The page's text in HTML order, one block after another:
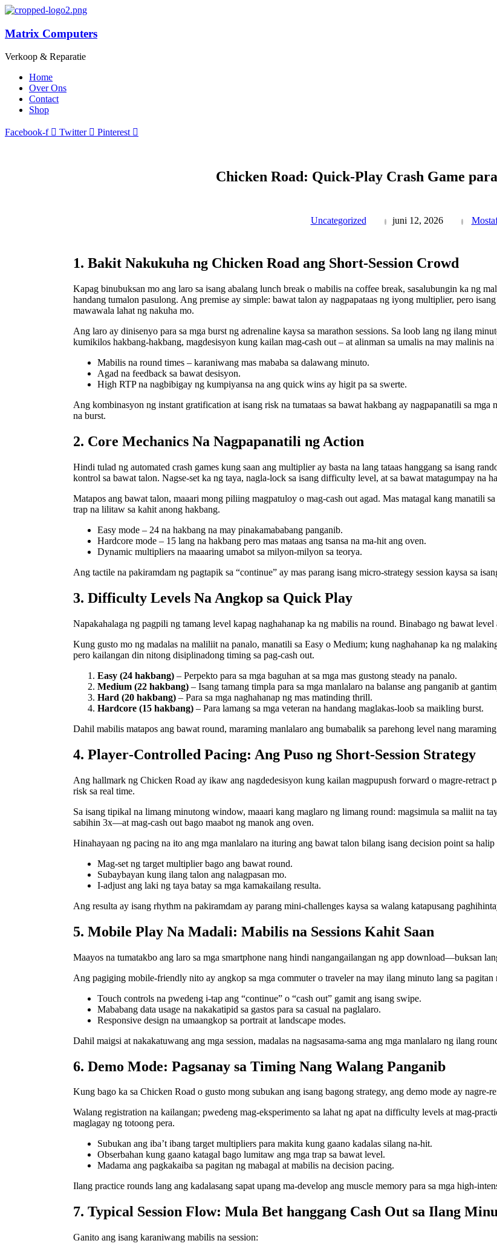
Matrix Computers
Verkoop & Reparatie
Home
Over Ons
Contact
Shop
Facebook-f Twitter Pinterest
Chicken Road: Quick‑Play Crash Game
juni 12, 2026
Uncategorized
1. Bakit Nakukuha ng Chicken Road ang Short‑Session Crowd
Kapag binubuksan mo ang laro sa isang abalang lunch break o mabilis na coffee break, sasalubungin ka ng
handang tumalon pasulong. Ang premise ay simple: bawat talon ay nagpapataas ng iyong multiplier, pero
mawawala lahat ng nakuha mo.
Ang laro ay dinisenyo para sa mga burst ng adrenaline kaysa sa marathon sessions. Sa loob lang ng ilang
kumikilos hakbang-hakbang, magdesisyon kung kailan mag-cash out – at alinman sa umalis na may malinis
Mabilis na round times – karaniwang mas mababa sa dalawang minuto.
Agad na feedback sa bawat desisyon.
High RTP na nagbibigay ng kumpiyansa na ang quick wins ay higit pa sa swerte.
Ang kombinasyon ng instant gratification at isang risk na tumataas sa bawat hakbang ay nagpapanatili sa mga
na burst.
2. Core Mechanics Na Nagpapanatili ng Action
Hindi tulad ng automated crash games kung saan ang multiplier ay basta na lang tataas hanggang sa isang
kontrol sa bawat talon. Nagse-set ka ng taya, nagla-lock sa isang difficulty level, at sa bawat matagumpay na
Matapos ang bawat talon, maaari mong piliing magpatuloy o mag-cash out agad. Mas matagal kang manatili
trap na lilitaw sa kahit anong hakbang.
Easy mode – 24 na hakbang na may pinakamababang panganib.
Hardcore mode – 15 lang na hakbang pero mas mataas ang tsansa na ma-hit ang oven.
Dynamic multipliers na maaaring umabot sa milyon-milyon sa teorya.
Ang tactile na pakiramdam ng pagtapik sa “continue” ay mas parang isang micro‑strategy session kaysa sa
3. Difficulty Levels Na Angkop sa Quick Play
Napakahalaga ng pagpili ng tamang level kapag naghahanap ka ng mabilis na round. Binabago ng bawat
Kung gusto mo ng madalas na maliliit na panalo, manatili sa Easy o Medium; kung naghahanap ka ng
pero kailangan din nitong disiplinadong timing sa pag-cash out.
Easy (24 hakbang)– Perpekto para sa mga baguhan at sa mga mas gustong steady na panalo.
Medium (22 hakbang)– Isang tamang timpla para sa mga manlalaro na balanse ang panganib at
Hard (20 hakbang)– Para sa mga naghahanap ng mas matinding thrill.
Hardcore (15 hakbang)– Para lamang sa mga veteran na handang maglakas-loob sa maikling burst.
Dahil mabilis matapos ang bawat round, maraming manlalaro ang bumabalik sa parehong level nang maraming
4. Player‑Controlled Pacing: Ang Puso ng Short‑Session Strategy
Ang hallmark ng Chicken Road ay ikaw ang nagdedesisyon kung kailan magpupush forward o magre-retract
risk sa real time.
Sa isang tipikal na limang minutong window, maaari kang maglaro ng limang round: magsimula sa maliit na
sabihin 3x—at mag-cash out bago maabot ng manok ang oven.
Hinahayaan ng pacing na ito ang mga manlalaro na ituring ang bawat talon bilang isang decision point sa
Mag-set ng target multiplier bago ang bawat round.
Subaybayan kung ilang talon ang nalagpasan mo.
I-adjust ang laki ng taya batay sa mga kamakailang resulta.
Ang resulta ay isang rhythm na pakiramdam ay parang mini‑challenges kaysa sa walang katapusang
5. Mobile Play Na Madali: Mabilis na Sessions Kahit Saan
Maayos na tumatakbo ang laro sa mga smartphone nang hindi nangangailangan ng app download—buksan
Ang pagiging mobile-friendly nito ay angkop sa mga commuter o traveler na may ilang minuto lang sa pagitan
Touch controls na pwedeng i-tap ang “continue” o “cash out” gamit ang isang swipe.
Mababang data usage na nakakatipid sa gastos para sa casual na paglalaro.
Responsive design na umaangkop sa portrait at landscape modes.
Dahil maigsi at nakakatuwang ang mga session, madalas na nagsasama-sama ang mga manlalaro ng ilang
6. Demo Mode: Pagsanay sa Timing Nang Walang Panganib
Kung bago ka sa Chicken Road o gusto mong subukan ang isang bagong strategy, ang demo mode ay nagre-
Walang registration na kailangan; pwedeng mag-eksperimento sa lahat ng apat na difficulty levels at mag-
maglagay ng totoong pera.
Subukan ang iba’t ibang target multipliers para makita kung gaano kadalas silang na-hit.
Obserbahan kung gaano katagal bago lumitaw ang mga trap sa bawat level.
Madama ang pagkakaiba sa pagitan ng mabagal at mabilis na decision pacing.
Ilang practice rounds lang ang kadalasang sapat upang ma-develop ang muscle memory para sa mga
7. Typical Session Flow: Mula Bet hanggang Cash Out sa Ilang
Ganito ang isang karaniwang mabilis na session: